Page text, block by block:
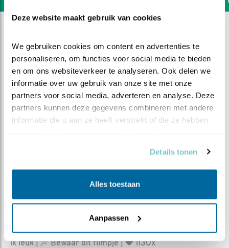
Deze website maakt gebruik van cookies
We gebruiken cookies om content en advertenties te
personaliseren, om functies voor social media te bieden
en om ons websiteverkeer te analyseren. Ook delen we
informatie over uw gebruik van onze site met onze
partners voor social media, adverteren en analyse. Deze
partners kunnen deze gegevens combineren met andere
informatie die u aan ze heeft verstrekt of die ze hebben
Details tonen
Alles toestaan
Aanpassen
Geen muis?
Ed Hoogkamer | Geplaatst op 6 juni 2019, 10:01 |
Vind
ik leuk| Bewaar dit filmpje|
1130x